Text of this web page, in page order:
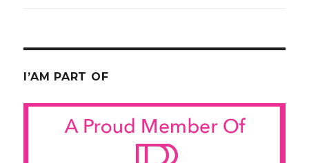
I’AM PART OF